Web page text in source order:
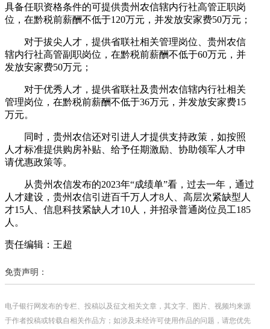
具备任职资格条件的可提供贵州农信辖内行社高管正职岗
位，在黔税前薪酬不低于120万元，并发放安家费50万元；
对于拔尖人才，提供省联社相关管理岗位、贵州农信
辖内行社高管副职岗位，在黔税前薪酬不低于60万元，并
发放安家费50万元；
对于优秀人才，提供省联社及贵州农信辖内行社相关
管理岗位，在黔税前薪酬不低于36万元，并发放安家费15
万元。
同时，贵州农信还对引进人才提供支持政策，如按照
人才标准提供购房补贴、给予任期激励、协助领军人才申
请优惠政策等。
从贵州农信发布的2023年“成绩单”看，过去一年，通过
人才建设，贵州农信引进百千万人才8人、高层次紧缺型人
才15人、信息科技紧缺人才10人，并招录普通岗位员工185
人。
责任编辑：王超
免责声明：
电子银行网发布的专栏、投稿以及征文相关文章，其文字、图片、视频均来源
于作者投稿或转载自相关作品方；如涉及未经许可使用作品的问题，请您优先